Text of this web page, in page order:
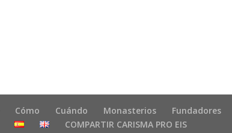
Cómo Cuándo Monasterios Fundadores
COMPARTIR CARISMA PRO EIS